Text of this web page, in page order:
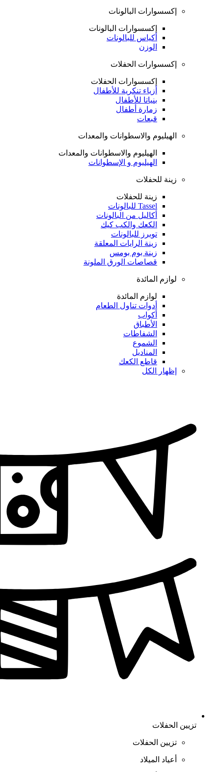
إكسسوارات البالونات
إكسسوارات البالونات
أكياس للبالونات
الوزن
إكسسوارات الحفلات
إكسسوارات الحفلات
أزياء تنكرية للأطفال
بنياتا للأطفال
زمارة أطفال
قبعات
الهيليوم والاسطوانات والمعدات
الهيليوم والاسطوانات والمعدات
الهيليوم و الإسطوانات
زينة للحفلات
زينة للحفلات
Tassel للبالونات
أكاليل من البالونات
الكعك والكب كيك
توبرز للبالونات
زينة الرايات المعلقة
زينة بوم بومس
قصاصات الورق الملونة
لوازم المائدة
لوازم المائدة
أدوات تناول الطعام
أكواب
الأطباق
الشفاطات
الشموع
المناديل
قاطع الكعك
إظهار الكل
تزيين الحفلات
تزيين الحفلات
أعياد الميلاد